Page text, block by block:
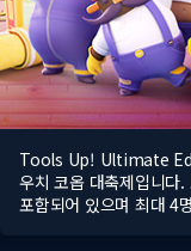
Tools Up! Ultimate
우치 코옵 대축제입니다
포함되어 있으며 최대 4